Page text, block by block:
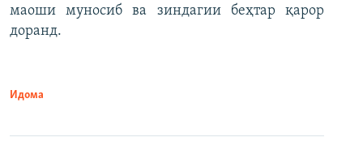
маоши муносиб ва зиндагии беҳтар қарор
доранд.
Идома